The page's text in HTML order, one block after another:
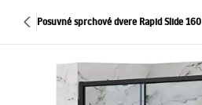
Posuvné sprchové dvere Rapid Slide 160